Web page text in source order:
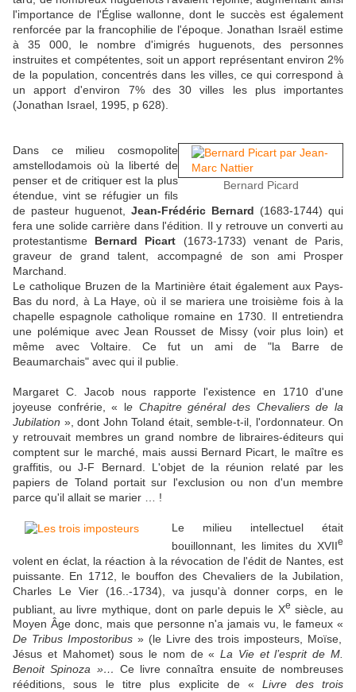
l'importance de l'Église wallonne, dont le succès est également
renforcée par la francophilie de l'époque. Jonathan Israël estime
à 35 000, le nombre d'imigrés huguenots, des personnes
instruites et compétentes, soit un apport représentant environ 2%
de la population, concentrés dans les villes, ce qui correspond à
un apport d'environ 7% des 30 villes les plus importantes
(Jonathan Israel, 1995, p 628).
Bernard Picard
Dans ce milieu cosmopolite
amstellodamois où la liberté de
penser et de critiquer est la plus
étendue, vint se réfugier un fils
de pasteur huguenot, Jean-Frédéric Bernard (1683-1744) qui
fera une solide carrière dans l'édition. Il y retrouve un converti au
protestantisme Bernard Picart (1673-1733) venant de Paris,
graveur de grand talent, accompagné de son ami Prosper
Marchand.
Le catholique Bruzen de la Martinière était également aux Pays-
Bas du nord, à La Haye, où il se mariera une troisième fois à la
chapelle espagnole catholique romaine en 1730. Il entretiendra
une polémique avec Jean Rousset de Missy (voir plus loin) et
même avec Voltaire. Ce fut un ami de "la Barre de
Beaumarchais" avec qui il publie.
Margaret C. Jacob nous rapporte l'existence en 1710 d'une
joyeuse confrérie, « le Chapitre général des Chevaliers de la
Jubilation », dont John Toland était, semble-t-il, l'ordonnateur. On
y retrouvait membres un grand nombre de libraires-éditeurs qui
comptent sur le marché, mais aussi Bernard Picart, le maître es
graffitis, ou J-F Bernard. L'objet de la réunion relaté par les
papiers de Toland portait sur l'exclusion ou non d'un membre
parce qu'il allait se marier … !
Le milieu intellectuel était
bouillonnant, les limites du XVIIe
volent en éclat, la réaction à la révocation de l'édit de Nantes, est
puissante. En 1712, le bouffon des Chevaliers de la Jubilation,
Charles Le Vier (16..-1734), va jusqu'à donner corps, en le
publiant, au livre mythique, dont on parle depuis le Xe siècle, au
Moyen Âge donc, mais que personne n'a jamais vu, le fameux «
De Tribus Impostoribus» (le Livre des trois imposteurs, Moïse,
Jésus et Mahomet) sous le nom de «La Vie et l’esprit de M.
Benoit Spinoza »… Ce livre connaîtra ensuite de nombreuses
rééditions, sous le titre plus explicite de «Livre des trois